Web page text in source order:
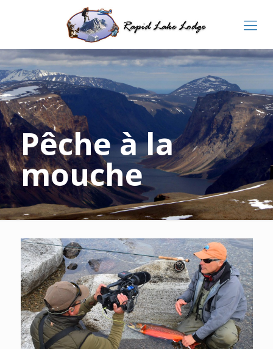
Pêche à la
mouche